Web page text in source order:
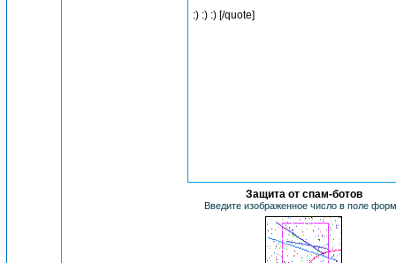
Защита от спам-ботов
Введите изображенное число в поле